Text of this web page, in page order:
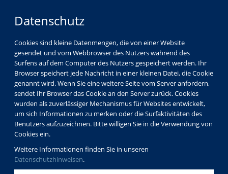
Datenschutz
Cookies sind kleine Datenmengen, die von einer Website
gesendet und vom Webbrowser des Nutzers während des
Surfens auf dem Computer des Nutzers gespeichert werden. Ihr
Browser speichert jede Nachricht in einer kleinen Datei, die Cookie
genannt wird. Wenn Sie eine weitere Seite vom Server anfordern,
sendet Ihr Browser das Cookie an den Server zurück. Cookies
wurden als zuverlässiger Mechanismus für Websites entwickelt,
um sich Informationen zu merken oder die Surfaktivitäten des
Benutzers aufzuzeichnen. Bitte willigen Sie in die Verwendung von
Cookies ein.
Weitere Informationen finden Sie in unseren
Datenschutzhinweisen.